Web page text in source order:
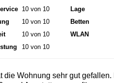
10 von 10
10 von 10
10 von 10
10 von 10
Lage
Betten
WLAN
die Wohnung sehr gut